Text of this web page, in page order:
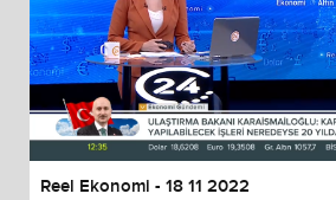
Reel Ekonomi - 18 11 2022